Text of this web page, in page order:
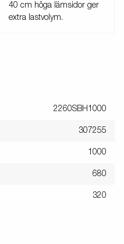
40 cm höga lämsidor ger
extra lastvolym.
2260SBH1000
307255
1000
680
320